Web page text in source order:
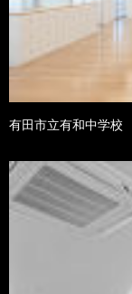
有田市立有和中学校